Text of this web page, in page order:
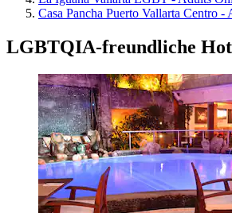
Casa Pancha Puerto Vallarta Centro -
LGBTQIA-freundliche